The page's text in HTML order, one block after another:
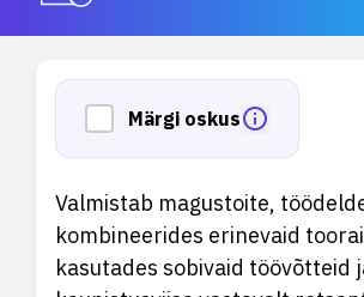
Märgi oskus
Valmistab magustoite,
kombineerides erinevaid
kasutades sobivaid töövõtteid